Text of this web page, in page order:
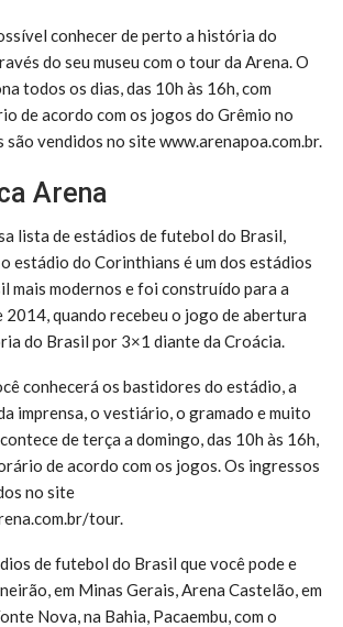
conhecer de perto a história do
do seu museu com o tour da Arena. O
todos os dias, das 10h às 16h, com
de acordo com os jogos do Grêmio no
são vendidos no site www.arenapoa.com.br.
Arena
lista de estádios de futebol do Brasil,
estádio do Corinthians é um dos estádios
mais modernos e foi construído para a
2014, quando recebeu o jogo de abertura
do Brasil por 3×1 diante da Croácia.
conhecerá os bastidores do estádio, a
imprensa, o vestiário, o gramado e muito
de terça a domingo, das 10h às 16h,
de acordo com os jogos. Os ingressos
no site
tour.
de futebol do Brasil que você pode e
em Minas Gerais, Arena Castelão, em
Nova, na Bahia, Pacaembu, com o